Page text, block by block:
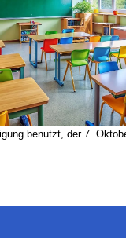
benutzt, der 7.